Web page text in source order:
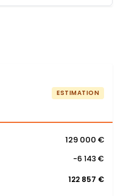
ESTIMATION
129 000 €
-6 143 €
122 857 €